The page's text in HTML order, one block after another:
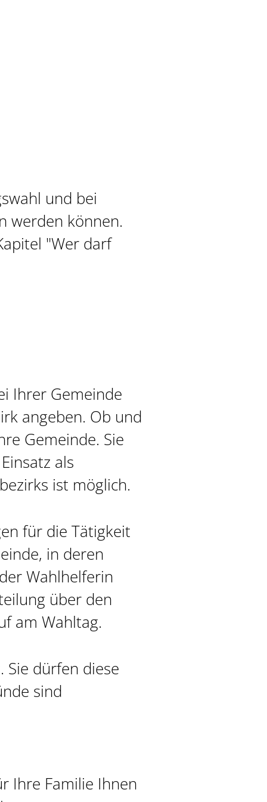
und bei
werden können.
"Wer darf
Ihrer Gemeinde
angeben. Ob und
Gemeinde. Sie
als
ist möglich.
für die Tätigkeit
in deren
Wahlhelferin
über den
am Wahltag.
Sie dürfen diese
sind
Ihre Familie Ihnen